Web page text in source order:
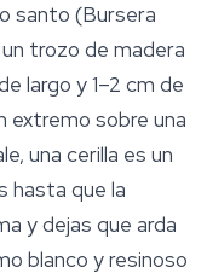
santo (Bursera
trozo de madera
largo y 1–2 cm de
extremo sobre una
una cerilla es un
hasta que la
y dejas que arda
blanco y resinoso